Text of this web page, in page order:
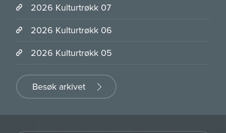
2026 Kulturtrøkk 07
2026 Kulturtrøkk 06
2026 Kulturtrøkk 05
Besøk arkivet